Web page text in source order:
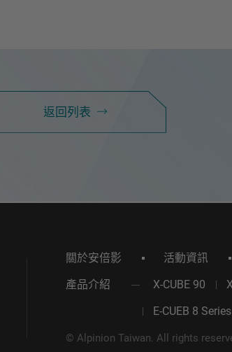
返回列表
關於安倍影
產品介紹
X-CUBE 90
E-CUEB 8 Series
活動資訊
© Alpinion Taiwan. All rights